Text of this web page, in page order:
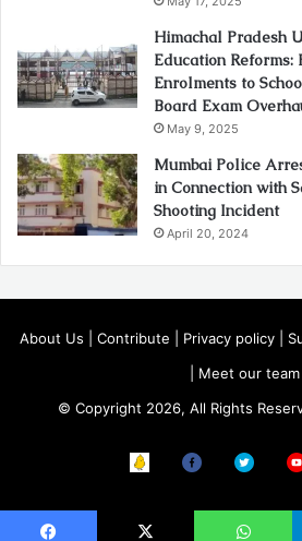
Himachal Pradesh
Education Reforms:
Enrolments to
Board Exam
May 9, 2025
Mumbai Police
in Connection with
Shooting Incident
April 20, 2024
About Us Contribute Privacy policy|
Meet our team
© Copyright 2026, All Rights
Koo FB